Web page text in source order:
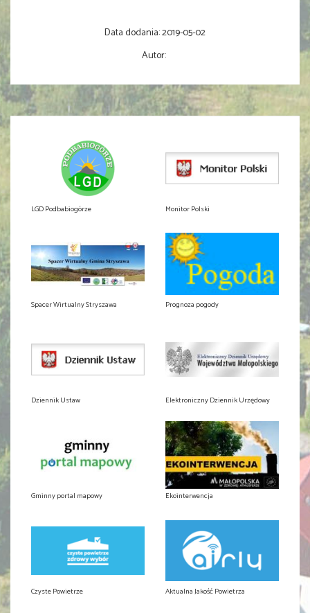
Data dodania:2019-05-02
Autor:
LGD Podbabiogórze Monitor Polski
Spacer Wirtualny Stryszawa Prognoza pogody
Dziennik Ustaw Elektroniczny Dziennik Urzędowy
Gminny portal mapowy Ekointerwencja
Czyste Powietrze Aktualna Jakość Powietrza